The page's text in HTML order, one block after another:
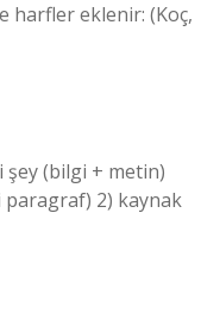
harfler eklenir: (Koç,
şey (bilgi + metin)
paragraf) 2) kaynak